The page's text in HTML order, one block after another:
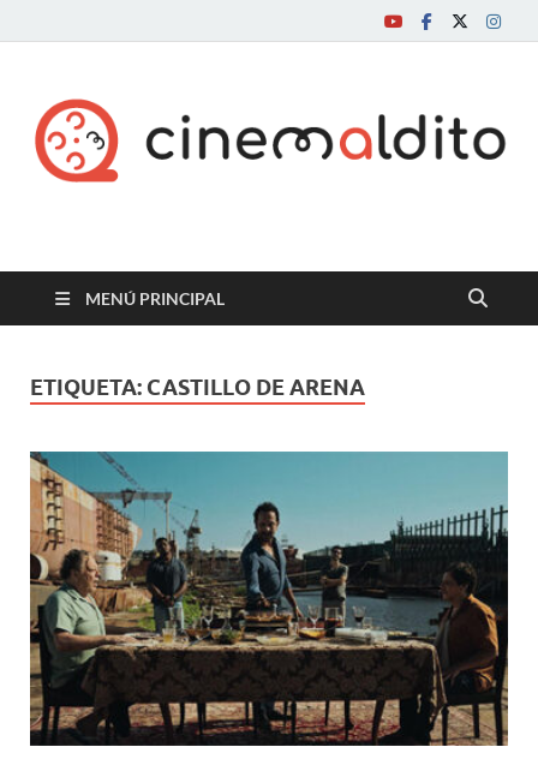
Cine maldito
MENÚ PRINCIPAL
ETIQUETA: CASTILLO DE ARENA